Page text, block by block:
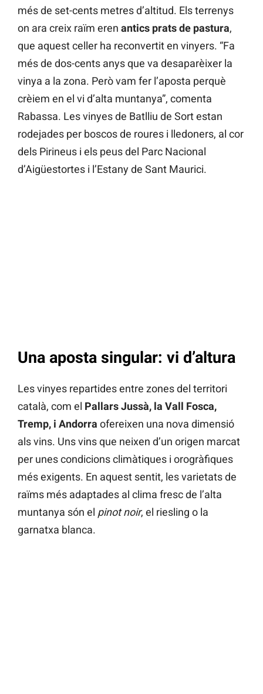
més de set-cents metres d’altitud. Els terrenys
on ara creix raïm eren antics prats de pastura,
que aquest celler ha reconvertit en vinyers. “Fa
més de dos-cents anys que va desaparèixer la
vinya a la zona. Però vam fer l’aposta perquè
crèiem en el vi d’alta muntanya”, comenta
Rabassa. Les vinyes de Batlliu de Sort estan
rodejades per boscos de roures i lledoners, al cor
dels Pirineus i els peus del Parc Nacional
d’Aigüestortes i l’Estany de Sant Maurici.
Una aposta singular: vi d’altura
Les vinyes repartides entre zones del territori
català, com el Pallars Jussà, la Vall Fosca,
Tremp, i Andorra ofereixen una nova dimensió
als vins. Uns vins que neixen d’un origen marcat
per unes condicions climàtiques i orogràfiques
més exigents. En aquest sentit, les varietats de
raïms més adaptades al clima fresc de l’alta
muntanya són el pinot noir, el riesling o la
garnatxa blanca.